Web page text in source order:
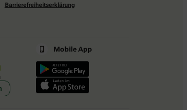
Barrierefreiheitserklärung
Mobile App